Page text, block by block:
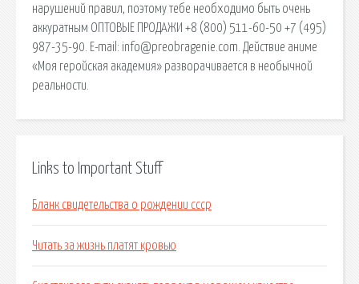
нарушений правил, поэтому тебе необходимо быть очень
аккуратным ОПТОВЫЕ ПРОДАЖИ +8 (800) 511-60-50 +7 (495)
987-35-90. E-mail: info@preobragenie.com. Действие аниме
«Моя геройская академия» разворачивается в необычной
реальности.
Links to Important Stuff
Бланк свидетельства о рождении ссср
Читать за жизнь платят кровью